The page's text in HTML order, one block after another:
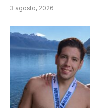
3 agosto, 2026